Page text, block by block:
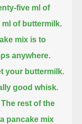
five ml of
of buttermilk.
mix is to
anywhere.
your buttermilk.
good whisk.
rest of the
pancake mix